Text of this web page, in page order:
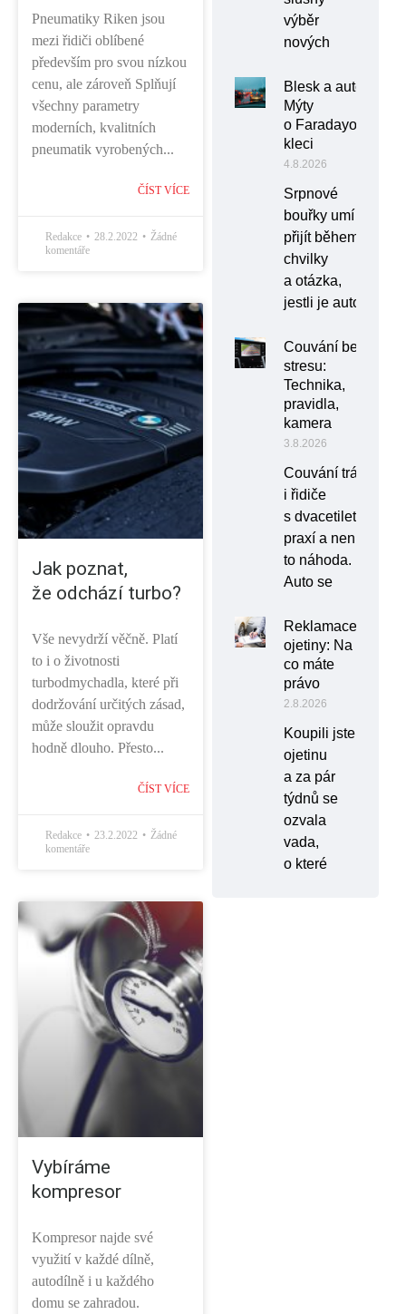
Pneumatiky Riken jsou
mezi řidiči oblíbené
především pro svou nízkou
cenu, ale zároveň Splňují
všechny parametry
moderních, kvalitních
pneumatik vyrobených...
ČÍST VÍCE
Redakce 28.2.2022
Žádné
komentáře
Jak poznat,
že odchází turbo?
Vše nevydrží věčně. Platí
to i o životnosti
turbodmychadla, které při
dodržování určitých zásad,
může sloužit opravdu
hodně dlouho. Přesto...
ČÍST VÍCE
Redakce 23.2.2022
Žádné
komentáře
Vybíráme
kompresor
Kompresor najde své
využití v každé dílně,
autodílně i u každého
domu se zahradou.
výběr
nových
Blesk a auto:
Mýty
o Faradayově
kleci
4.8.2026
Srpnové
bouřky umí
přijít během
chvilky
a otázka,
jestli je auto
Couvání bez
stresu:
Technika,
pravidla,
kamera
3.8.2026
Couvání trápí
i řidiče
s dvacetiletou
praxí a není
to náhoda.
Auto se
Reklamace
ojetiny: Na
co máte
právo
2.8.2026
Koupili jste
ojetinu
a za pár
týdnů se
ozvala
vada,
o které